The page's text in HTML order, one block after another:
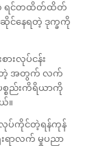
ရင်တထိတ်ထိတ်
ဆိုင်နေရတဲ့ ဒုက္ခကို
းလုပ်ငန်း
င်တဲ့ အတွက် လက်
စည်းကိရိယာကို
။
လုပ်ကိုင်တဲ့ရန်ကုန်
းရာလက် မှုပညာ